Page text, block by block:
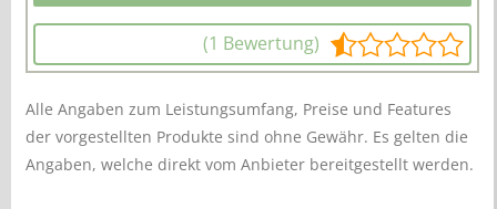
(1 Bewertung)
Alle Angaben zum Leistungsumfang, Preise und Features
der vorgestellten Produkte sind ohne Gewähr. Es gelten die
Angaben, welche direkt vom Anbieter bereitgestellt werden.